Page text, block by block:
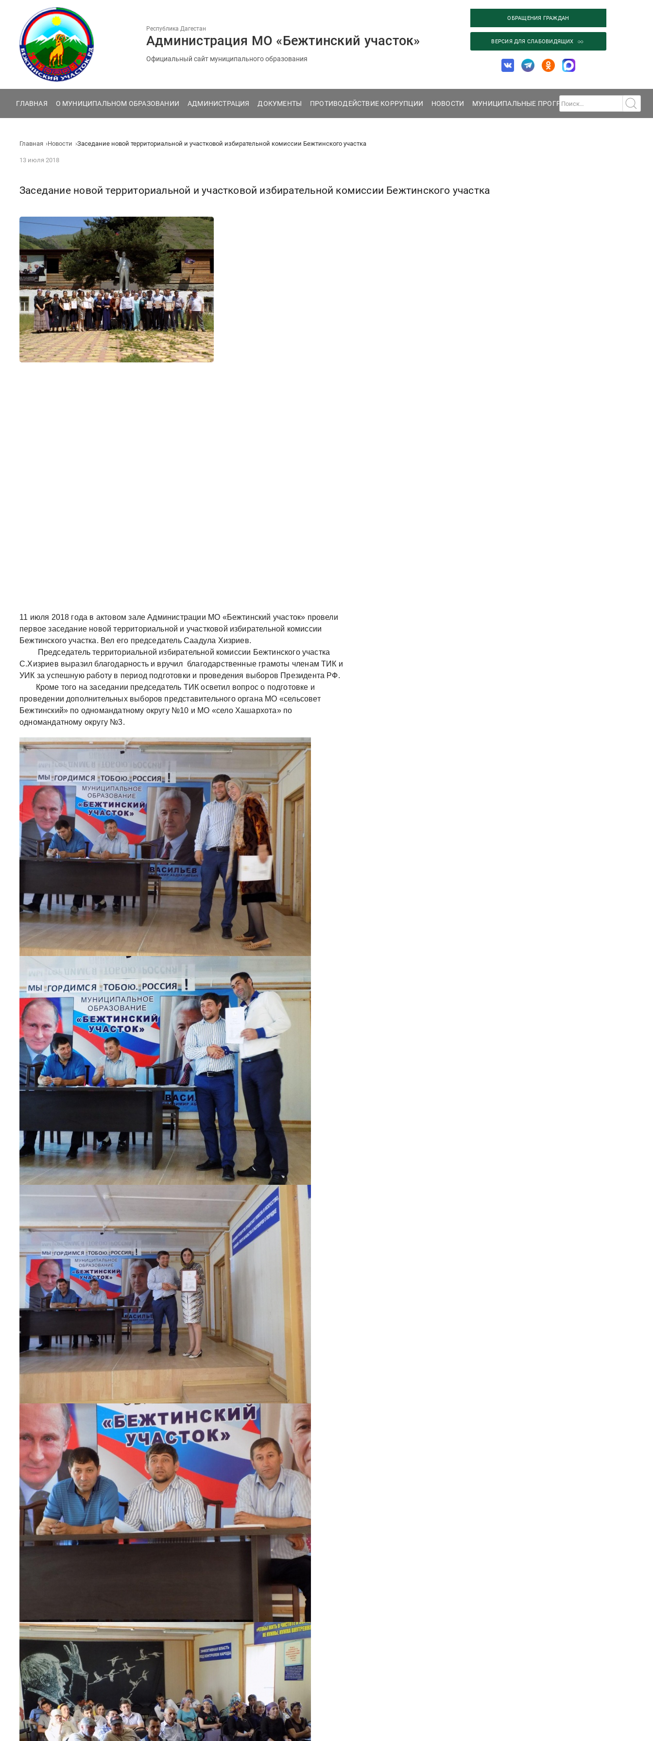
содержанию
Республика Дагестан
Администрация МО «Бежтинский участок»
Официальный сайт муниципального образования
ОБРАЩЕНИЯ ГРАЖДАН
ВЕРСИЯ ДЛЯ СЛАБОВИДЯЩИХ
ГЛАВНАЯ О МУНИЦИПАЛЬНОМ ОБРАЗОВАНИИ АДМИНИСТРАЦИЯ ДОКУМЕНТЫ ПРОТИВОДЕЙСТВИЕ КОРРУПЦИИ НОВОСТИ МУНИЦИПАЛЬНЫЕ ПРОГРАММЫ
Главная Новости Заседание новой территориальной и участковой избирательной комиссии Бежтинского участка
13 июля 2018
Заседание новой территориальной и участковой избирательной комиссии Бежтинского участка
11 июля 2018 года в актовом зале Администрации МО «Бежтинский участок» провели
первое заседание новой территориальной и участковой избирательной комиссии
Бежтинского участка. Вел его председатель Саадула Хизриев.
Председатель территориальной избирательной комиссии Бежтинского участка
С.Хизриев выразил благодарность и вручил благодарственные грамоты членам ТИК и
УИК за успешную работу в период подготовки и проведения выборов Президента РФ.
Кроме того на заседании председатель ТИК осветил вопрос о подготовке и
проведении дополнительных выборов представительного органа МО «сельсовет
Бежтинский» по одномандатному округу №10 и МО «село Хашархота» по
одномандатному округу №3.